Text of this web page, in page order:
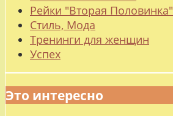
Рейки "Вторая Половинка"
Стиль, Мода
Тренинги для женщин
Успех
Это интересно